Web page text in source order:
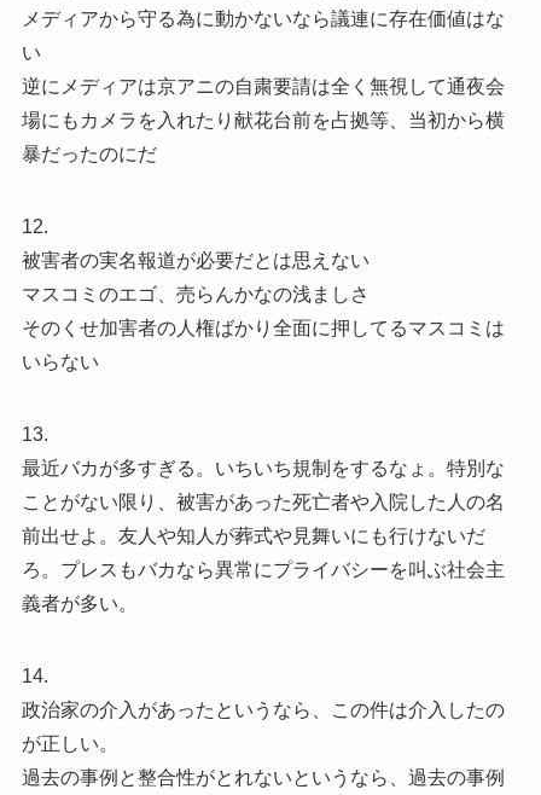
メディアから守る為に動かないなら議連に存在価値はな
い
逆にメディアは京アニの自粛要請は全く無視して通夜会
場にもカメラを入れたり献花台前を占拠等、当初から横
暴だったのにだ
12.
被害者の実名報道が必要だとは思えない
マスコミのエゴ、売らんかなの浅ましさ
そのくせ加害者の人権ばかり全面に押してるマスコミは
いらない
13.
最近バカが多すぎる。いちいち規制をするなょ。特別な
ことがない限り、被害があった死亡者や入院した人の名
前出せよ。友人や知人が葬式や見舞いにも行けないだ
ろ。プレスもバカなら異常にプライバシーを叫ぶ社会主
義者が多い。
14.
政治家の介入があったというなら、この件は介入したの
が正しい。
過去の事例と整合性がとれないというなら、過去の事例